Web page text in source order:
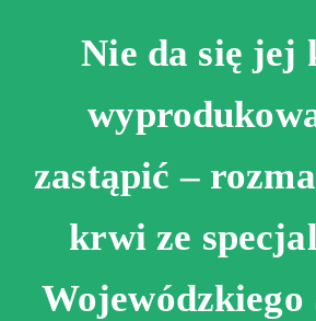
Nie da się jej
zastąpić –
krwi ze
Wojewódzkiego